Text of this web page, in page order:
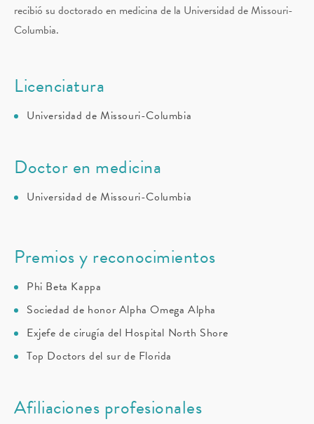
recibió su doctorado en medicina de la Universidad de Missouri-
Columbia.
Licenciatura
Universidad de Missouri-Columbia
Doctor en medicina
Universidad de Missouri-Columbia
Premios y reconocimientos
Phi Beta Kappa
Sociedad de honor Alpha Omega Alpha
Exjefe de cirugía del Hospital North Shore
Top Doctors del sur de Florida
Afiliaciones profesionales